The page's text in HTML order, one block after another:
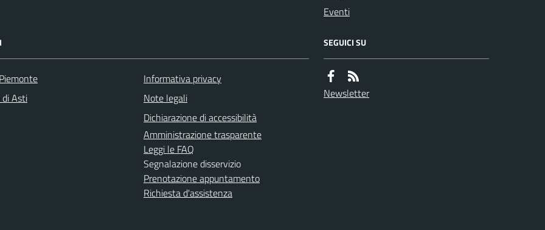
Eventi
di Asti
Informativa privacy
Note legali
Dichiarazione di accessibilità
Amministrazione trasparente
Leggi le FAQ
Segnalazione disservizio
Prenotazione appuntamento
Richiesta d'assistenza
SEGUICI SU
Newsletter